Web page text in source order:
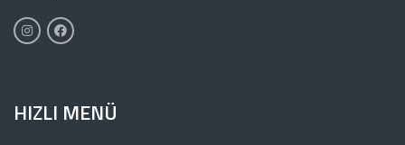
HIZLI MENÜ